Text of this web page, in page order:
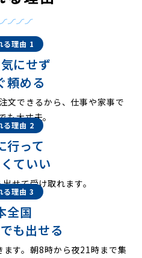
る理由 1
にせず
頼める
文できるから、仕事や家事で
も大丈夫。
る理由 2
行って
ていい
せて受け取れます。
る理由 3
全国
も出せる
す。朝8時から夜21時まで集